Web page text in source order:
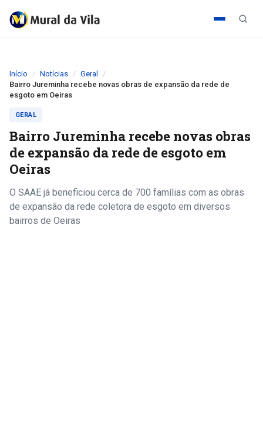
Início Notícias
Geral
Bairro Jureminha recebe novas obras de expansão da rede de
esgoto em Oeiras
GERAL
Bairro Jureminha recebe novas obras
de expansão da rede de esgoto em
Oeiras
O SAAE já beneficiou cerca de 700 famílias com as obras
de expansão da rede coletora de esgoto em diversos
bairros de Oeiras